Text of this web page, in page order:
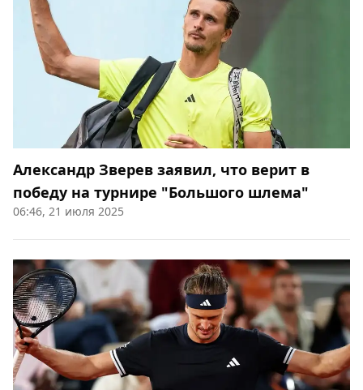
Александр Зверев заявил, что верит в
победу на турнире "Большого шлема"
06:46, 21 июля 2025